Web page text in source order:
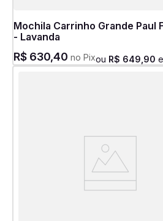
Mochila Carrinho Grande Paul
- Lavanda
R$ 630,40 no Pixou R$ 649 90